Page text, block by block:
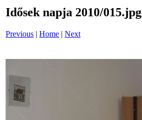
Idősek napja 2010/015.jpg
Previous | Home | Next